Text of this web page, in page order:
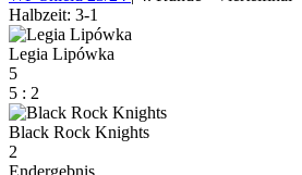
Halbzeit: 3-1
Legia Lipówka
5
5 : 2
Black Rock Knights
2
Endergebnis